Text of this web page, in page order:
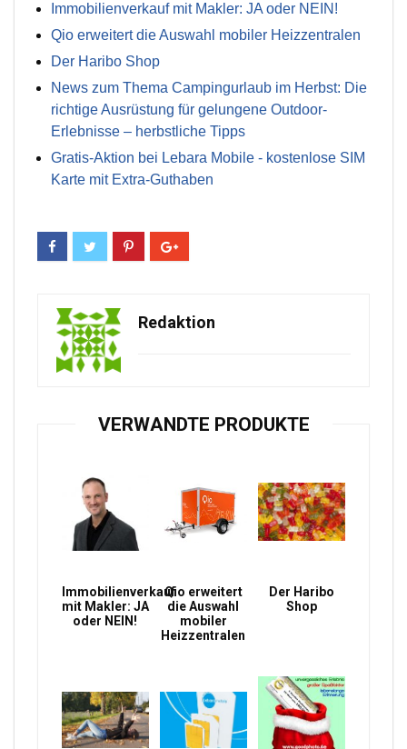
Immobilienverkauf mit Makler: JA oder NEIN!
Qio erweitert die Auswahl mobiler Heizzentralen
Der Haribo Shop
News zum Thema Campingurlaub im Herbst: Die
richtige Ausrüstung für gelungene Outdoor-
Erlebnisse – herbstliche Tipps
Gratis-Aktion bei Lebara Mobile - kostenlose SIM
Karte mit Extra-Guthaben
Redaktion
VERWANDTE PRODUKTE
Immobilienverkauf
mit Makler: JA
oder NEIN!
Qio erweitert
die Auswahl
mobiler
Heizzentralen
Der Haribo
Shop